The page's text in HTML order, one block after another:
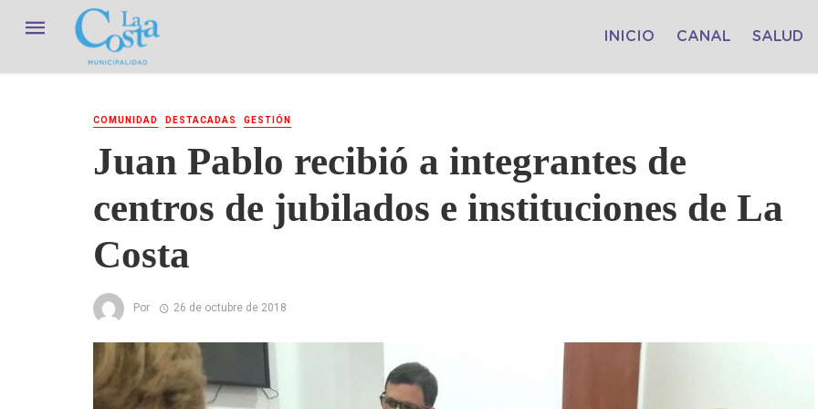
INICIO CANAL SALUD
COMUNIDAD DESTACADAS GESTIÓN
Juan Pablo recibió a integrantes de
centros de jubilados e instituciones de La
Costa
Por 26 de octubre de 2018